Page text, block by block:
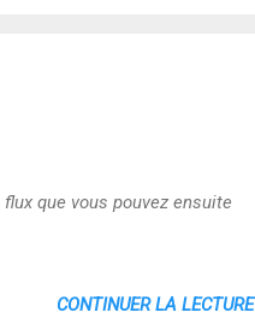
que vous pouvez ensuite
CONTINUER LA LECTURE